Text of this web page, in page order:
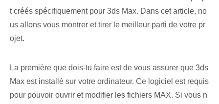
t créés spécifiquement pour 3ds Max. Dans cet article, no
us allons vous montrer et tirer le meilleur parti de votre pr
ojet.
La première que dois-tu faire est de vous assurer que 3ds
Max est installé sur votre ordinateur. Ce logiciel est requis
pour pouvoir ouvrir et modifier les fichiers MAX. Si vous n